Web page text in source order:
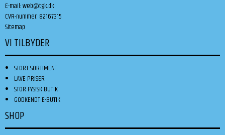
E-mail:web@tgk.dk
CVR-nummer: 82167315
Sitemap
VI TILBYDER
STORT SORTIMENT
LAVE PRISER
STOR FYSISK BUTIK
GODKENDT E-BUTIK
SHOP